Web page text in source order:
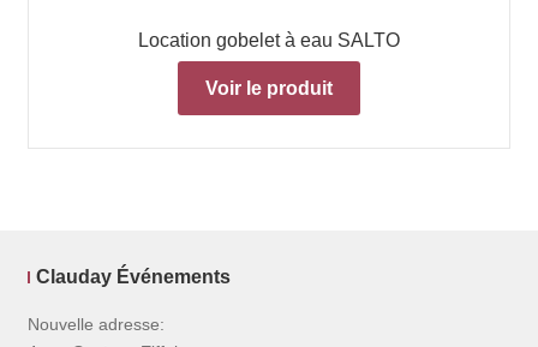
Location gobelet à eau SALTO
Voir le produit
Clauday Événements
Nouvelle adresse: